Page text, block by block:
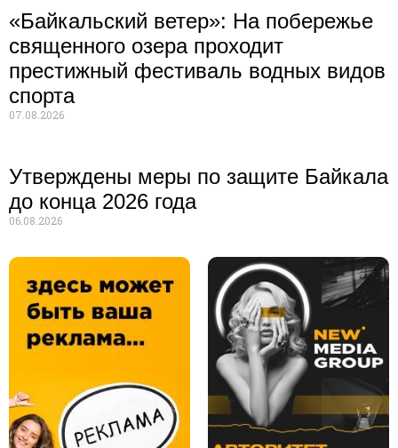
«Байкальский ветер»: На побережье
священного озера проходит
престижный фестиваль водных видов
спорта
07.08.2026
Утверждены меры по защите Байкала
до конца 2026 года
06.08.2026